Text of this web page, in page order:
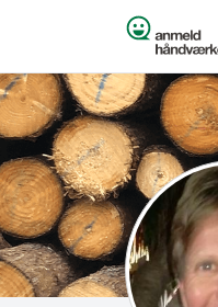
Spring til indhold